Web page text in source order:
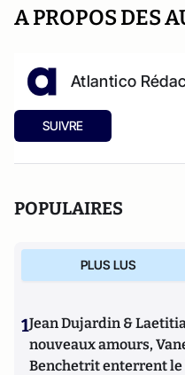
A PROPOS DES
Atlantico
SUIVRE
POPULAIRES
PLUS LUS
1Jean Dujardin &
nouveaux amours,
Benchetrit enterrent le